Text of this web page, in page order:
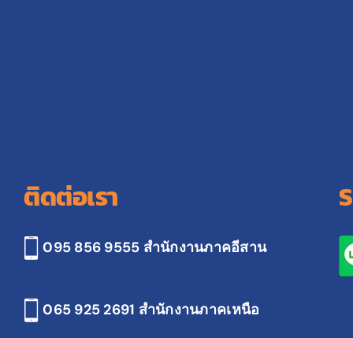
ติดต่อเรา
095 856 9555 สำนักงานภาคอีสาน
065 925 2691 สำนักงานภาคเหนือ